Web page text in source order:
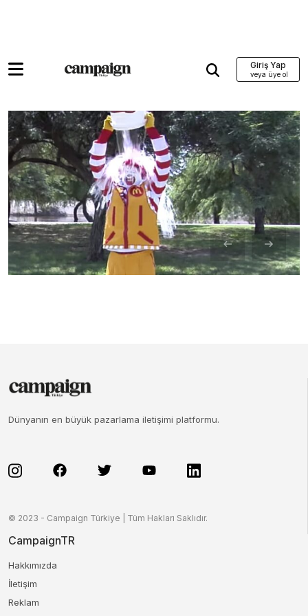
Giriş Yap
Dünyanın en büyük pazarlama iletişimi platformu.
© 2023 - Campaign Türkiye | Tüm Hakları Saklıdır.
CampaignTR
Hakkımızda
İletişim
Reklam